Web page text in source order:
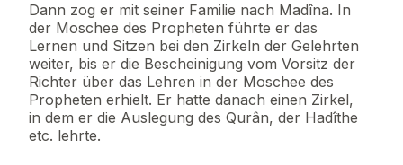
Dann zog er mit seiner Familie nach Madîna. In
der Moschee des Propheten führte er das
Lernen und Sitzen bei den Zirkeln der Gelehrten
weiter, bis er die Bescheinigung vom Vorsitz der
Richter über das Lehren in der Moschee des
Propheten erhielt. Er hatte danach einen Zirkel,
in dem er die Auslegung des Qurân, der Hadîthe
etc. lehrte.